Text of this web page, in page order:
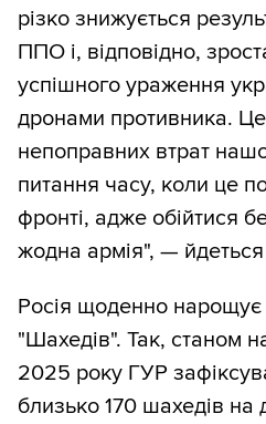
різко знижується
ППО і, відповідно,
успішного ураження
дронами противника.
непоправних втрат
питання часу, коли це
фронті, адже обійтися
жодна армія", — йдеться
Росія щоденно
"Шахедів". Так, станом
2025 року ГУР
близько 170 шахедів на